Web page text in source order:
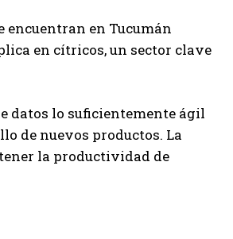
encuentran en Tucumán
en cítricos, un sector clave
datos lo suficientemente ágil
de nuevos productos. La
la productividad de